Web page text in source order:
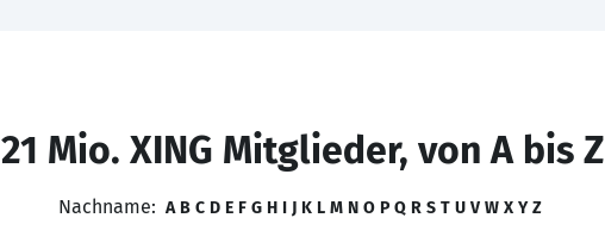
21 Mio. XING Mitglieder, von A bis Z
Nachname: A B C D E F G H I J K L M N O P Q R S T U V W X Y Z